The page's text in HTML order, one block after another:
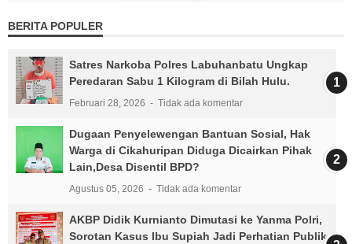
BERITA POPULER
Satres Narkoba Polres Labuhanbatu Ungkap
Peredaran Sabu 1 Kilogram di Bilah Hulu.
Februari 28, 2026 Tidak ada komentar
Dugaan Penyelewengan Bantuan Sosial, Hak
Warga di Cikahuripan Diduga Dicairkan Pihak
Lain,Desa Disentil BPD?
Agustus 05, 2026 Tidak ada komentar
AKBP Didik Kurnianto Dimutasi ke Yanma Polri,
Sorotan Kasus Ibu Supiah Jadi Perhatian Publik